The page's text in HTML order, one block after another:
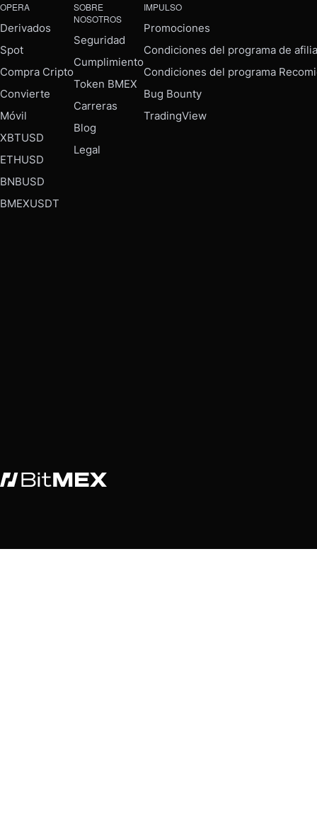
OPERA
Derivados
Spot
Compra Cripto
Convierte
Móvil
XBTUSD
ETHUSD
BNBUSD
BMEXUSDT
SOBRE
NOSOTROS
Seguridad
Cumplimiento
Token BMEX
Carreras
Blog
Legal
IMPULSO
Promociones
Condiciones del programa de
Condiciones del programa
Bug Bounty
TradingView